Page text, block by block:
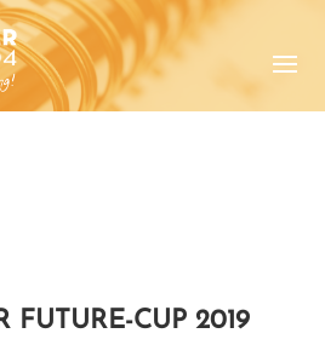
FUTURE-CUP 2019